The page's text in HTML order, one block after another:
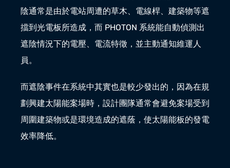
陰通常是由於電站周遭的草木、電線桿、建築物等遮
擋到光電板所造成，而 PHOTON 系統能自動偵測出
遮陰情況下的電壓、電流特徵，並主動通知維運人
員。
而遮陰事件在系統中其實也是較少發出的，因為在規
劃興建太陽能案場時，設計團隊通常會避免案場受到
周圍建築物或是環境造成的遮蔭，使太陽能板的發電
效率降低。